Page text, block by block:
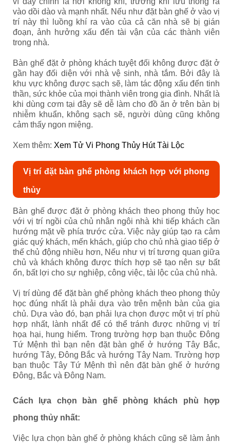
vào dồi dào và mạnh nhất. Nếu như đặt bàn ghế ở vào vị
trí này thì luồng khí ra vào của cả căn nhà sẽ bị gián
đoạn, ảnh hưởng xấu đến tài vận của các thành viên
trong nhà.
Bàn ghế đặt ở phòng khách tuyệt đối không được đặt ở
gần hay đối diện với nhà vệ sinh, nhà tắm. Bởi đây là
khu vực không được sạch sẽ, làm tác động xấu đến tinh
thần, sức khỏe của mọi thành viên trong gia đình. Nhất là
khi dùng cơm tại đây sẽ dễ làm cho đồ ăn ở trên bàn bị
nhiễm khuẩn, không sạch sẽ, người dùng cũng không
cảm thấy ngon miệng.
Xem thêm: Xem Tử Vi Phong Thủy Hút Tài Lộc
Vị trí đặt bàn ghế phòng khách hợp với phong
thủy
Bàn ghế được đặt ở phòng khách theo phong thủy học
với vị trí ngồi của chủ nhân ngôi nhà khi tiếp khách cần
hướng mặt về phía trước cửa. Việc này giúp tạo ra cảm
giác quý khách, mến khách, giúp cho chủ nhà giao tiếp ở
thế chủ động nhiều hơn, Nếu như vị trí tương quan giữa
chủ và khách không được thích hợp sẽ tạo nên sự bất
ổn, bất lợi cho sự nghiệp, công việc, tài lộc của chủ nhà.
Vị trí dùng để đặt bàn ghế phòng khách theo phong thủy
học đúng nhất là phải dựa vào trên mệnh bàn của gia
chủ. Dựa vào đó, bạn phải lựa chọn được một vị trí phù
hợp nhất, lành nhất để có thể tránh được những vị trí
họa hại, hung hiểm. Trong trường hợp bạn thuộc Đông
Tứ Mệnh thì bạn nên đặt bàn ghế ở hướng Tây Bắc,
hướng Tây, Đông Bắc và hướng Tây Nam. Trường hợp
bạn thuộc Tây Tứ Mệnh thì nên đặt bàn ghế ở hướng
Đông, Bắc và Đông Nam.
Cách lựa chọn bàn ghế phòng khách phù hợp
phong thủy nhất:
Việc lựa chọn bàn ghế ở phòng khách cũng sẽ làm ảnh